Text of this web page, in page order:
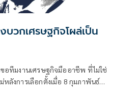
บวกเศรษฐกิจโผล่เป็น
ขอทีมงานเศรษฐกิจมืออาชีพ ที่ไม่ใช่
หลังการเลือกตั้งเมื่อ 8 กุมภาพันธ์